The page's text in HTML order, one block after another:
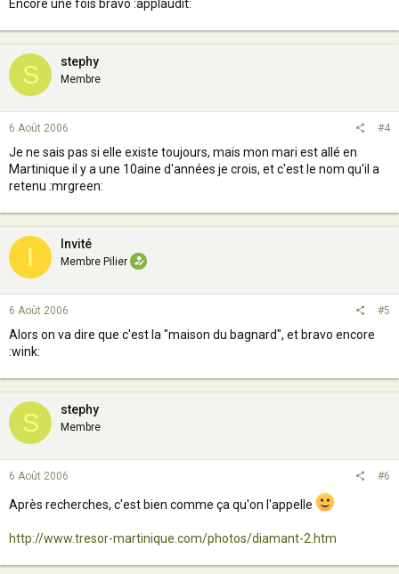
Encore une fois bravo :applaudit:
S stephy
Membre
6 Août 2006 #4
Je ne sais pas si elle existe toujours, mais mon mari est allé en
Martinique il y a une 10aine d'années je crois, et c'est le nom qu'il a
retenu :mrgreen:
I Invité
Membre Pilier
6 Août 2006 #5
Alors on va dire que c'est la "maison du bagnard", et bravo encore
:wink:
S stephy
Membre
6 Août 2006 #6
Après recherches, c'est bien comme ça qu'on l'appelle
http://www.tresor-martinique.com/photos/diamant-2.htm